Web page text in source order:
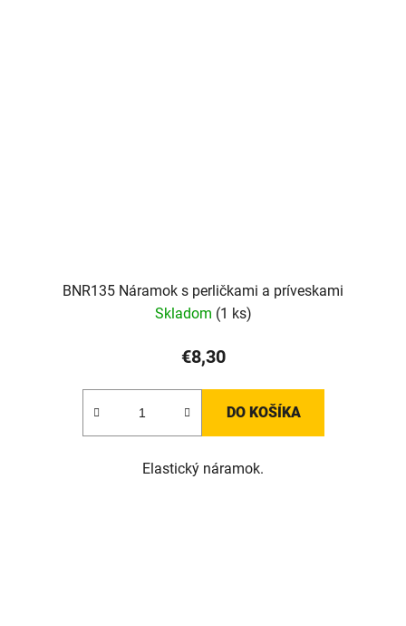
BNR135 Náramok s perličkami a príveskami
Skladom (1 ks)
€8,30
DO KOŠÍKA
Elastický náramok.